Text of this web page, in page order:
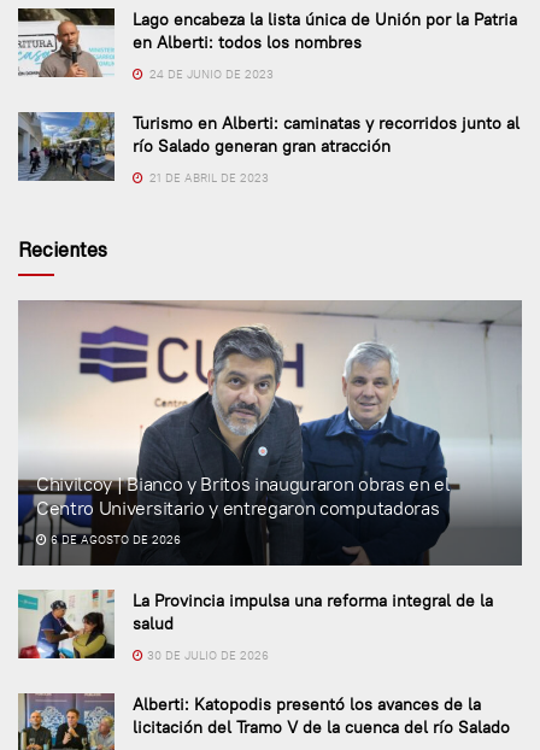
Lago encabeza la lista única de Unión por la Patria
en Alberti: todos los nombres
24 DE JUNIO DE 2023
Turismo en Alberti: caminatas y recorridos junto al
río Salado generan gran atracción
21 DE ABRIL DE 2023
Recientes
Chivilcoy | Bianco y Britos inauguraron obras en el
Centro Universitario y entregaron computadoras
6 DE AGOSTO DE 2026
La Provincia impulsa una reforma integral de la
salud
30 DE JULIO DE 2026
Alberti: Katopodis presentó los avances de la
licitación del Tramo V de la cuenca del río Salado